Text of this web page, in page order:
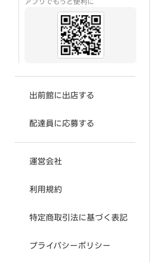
出前館に出店する
配達員に応募する
運営会社
利用規約
特定商取引法に基づく表記
プライバシーポリシー